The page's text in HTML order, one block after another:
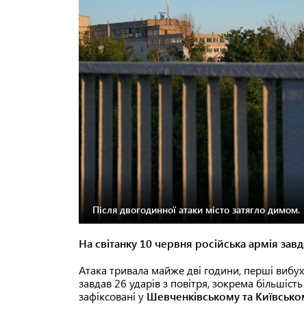
Після двогодинної атаки місто затягло димом.
На світанку 10 червня російська армія
Атака тривала майже дві години, перші
завдав 26 ударів з повітря, зокрема
зафіксовані у Шевченківському та